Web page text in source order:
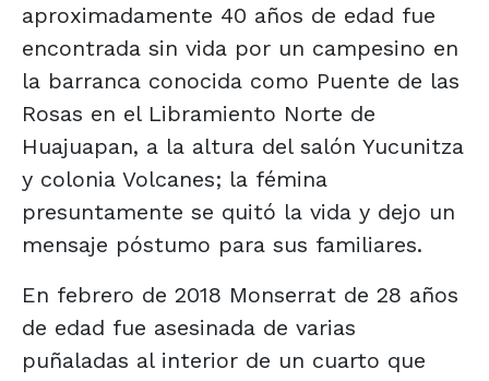
aproximadamente 40 años de edad fue
encontrada sin vida por un campesino en
la barranca conocida como Puente de las
Rosas en el Libramiento Norte de
Huajuapan, a la altura del salón Yucunitza
y colonia Volcanes; la fémina
presuntamente se quitó la vida y dejo un
mensaje póstumo para sus familiares.
En febrero de 2018 Monserrat de 28 años
de edad fue asesinada de varias
puñaladas al interior de un cuarto que